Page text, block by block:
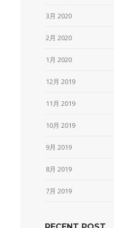
3月 2020
2月 2020
1月 2020
12月 2019
11月 2019
10月 2019
9月 2019
8月 2019
7月 2019